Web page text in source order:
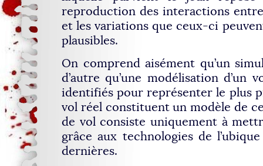
reproduction des interactions
et les variations que ceux-ci
plausibles.
On comprend aisément qu’un
d’autre qu’une modélisation d’un
identifiés pour représenter le plus
vol réel constituent un modèle de
de vol consiste uniquement à
grâce aux technologies de
dernières.